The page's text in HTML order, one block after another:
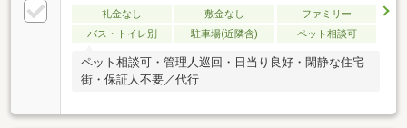
礼金なし 敷金なし
ファミリー
バス・トイレ別
駐車場(近隣含) ペット相談可
ペット相談可・管理人巡回・日当り良好・閑静な住宅
街・保証人不要／代行